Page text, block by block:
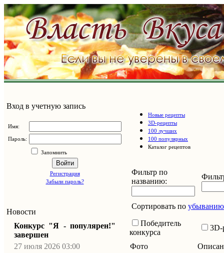
Вход в учетную запись
Имя:
Пароль:
Запомнить
Войти
Регистрация
Забыли пароль?
Новости
Конкурс "Я - популярен!"
завершен
27 июля 2026 03:00
Новые рецепты
3D-рецепты
100 лучших
100 популярных
Каталог рецептов
Фильтр по
названию:
Сортировать по убыванию
Победитель
конкурса
3D-
Фото